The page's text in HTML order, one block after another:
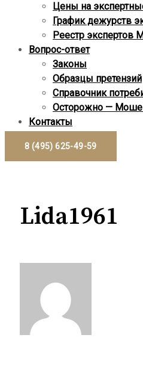
Цены на
График дежурств
Реестр экcпертов
Вопрос-ответ
Законы
Образцы претензий
Справочник
Осторожно —
Контакты
8 (495) 625-49-59
Lida1961